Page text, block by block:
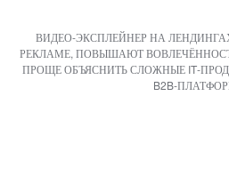
ВИДЕО-ЭКСПЛЕЙНЕР НА
РЕКЛАМЕ, ПОВЫШАЮТ
ПРОЩЕ ОБЪЯСНИТЬ СЛОЖНЫЕ